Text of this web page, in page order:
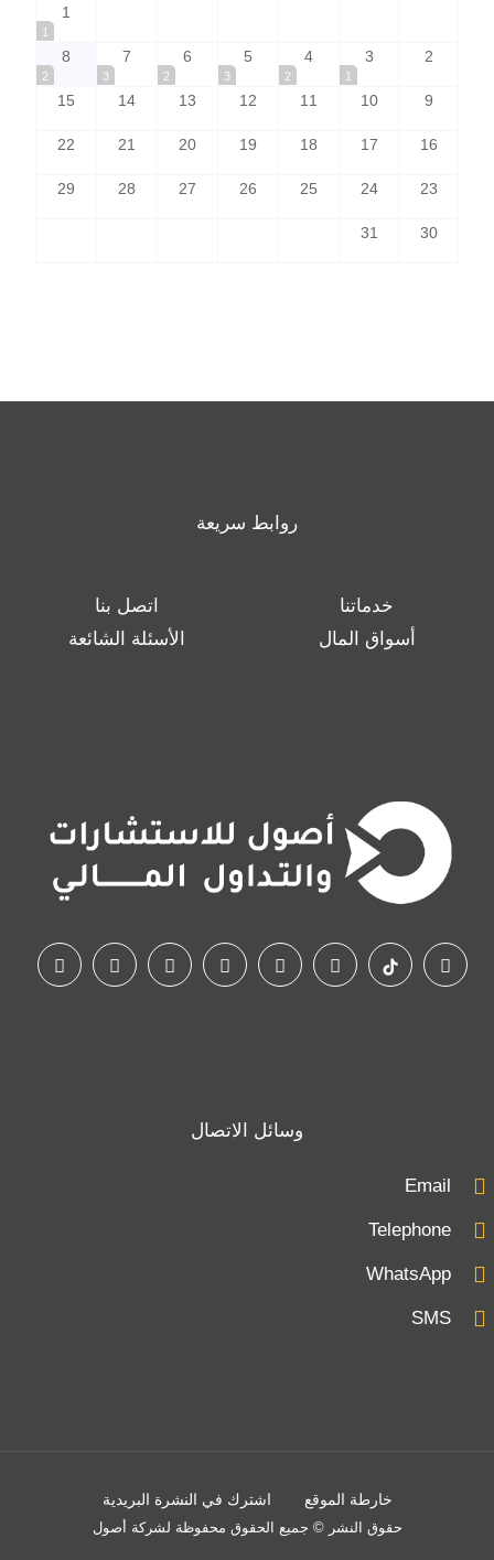
1
1
2
3
1
4
2
5
3
6
2
7
3
8
2
9
10
11
12
13
14
15
16
17
18
19
20
21
22
23
24
25
26
27
28
29
30
31
روابط سريعة
خدماتنا
اتصل بنا
أسواق المال
الأسئلة الشائعة
وسائل الاتصال
Email
Telephone
WhatsApp
SMS
خارطة الموقع اشترك في النشرة البريدية
حقوق النشر © جميع الحقوق محفوظة لشركة أصول